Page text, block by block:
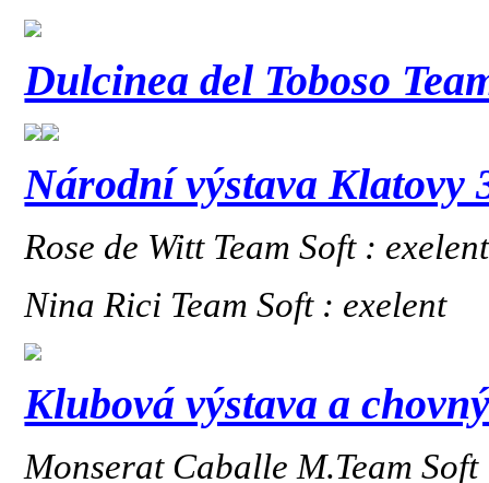
Dulcinea del Toboso
Národní výstava Klatovy
Rose de Witt Team Soft :
Nina Rici Team Soft : exelent
Klubová výstava a
Monserat Caballe M.Team